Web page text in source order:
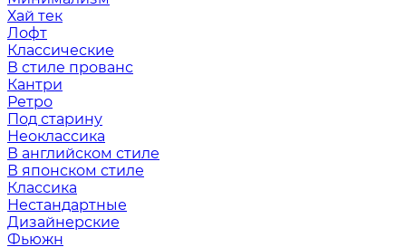
Хай тек
Лофт
Классические
В стиле прованс
Кантри
Ретро
Под старину
Неоклассика
В английском стиле
В японском стиле
Классика
Нестандартные
Дизайнерские
Фьюжн